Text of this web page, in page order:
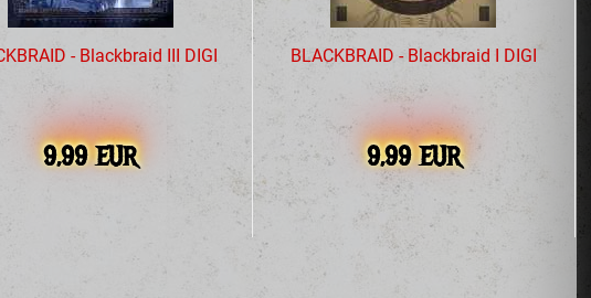
- Blackbraid III DIGI
9,99 EUR
BLACKBRAID - Blackbraid I DIGI
9,99 EUR